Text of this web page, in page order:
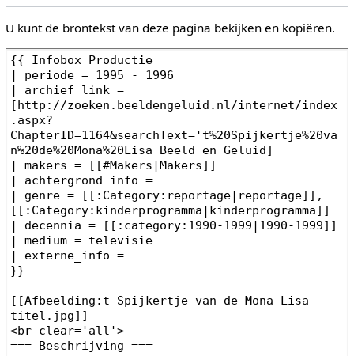
U kunt de brontekst van deze pagina bekijken en kopiëren.